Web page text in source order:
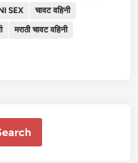
SEX
चावट वहिनी
मराठी चावट वहिनी